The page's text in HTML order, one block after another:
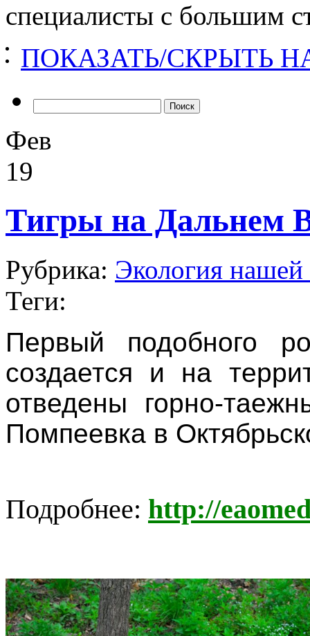
специалисты с большим
ПОКАЗАТЬ/СКРЫТЬ
Фев
19
Тигры на Дальнем
Рубрика: Экология нашей
Теги:
Первый подобного
создается и на
отведены горно-
Помпеевка в
Подробнее: http://